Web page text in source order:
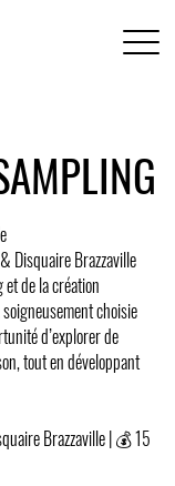
Disquaire Brazzaville
de la création
choisie
d’explorer de
tout en développant
Brazzaville | 💰 15